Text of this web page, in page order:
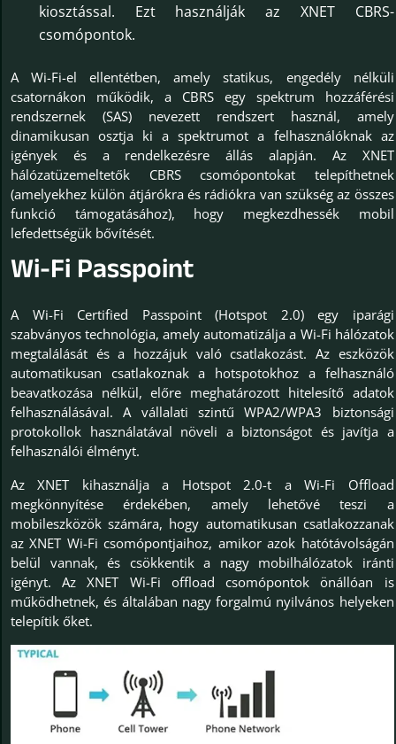
kiosztással. Ezt használják az XNET CBRS-
csomópontok.
A Wi-Fi-el ellentétben, amely statikus, engedély nélküli
csatornákon működik, a CBRS egy spektrum hozzáférési
rendszernek (SAS) nevezett rendszert használ, amely
dinamikusan osztja ki a spektrumot a felhasználóknak az
igények és a rendelkezésre állás alapján. Az XNET
hálózatüzemeltetők CBRS csomópontokat telepíthetnek
(amelyekhez külön átjárókra és rádiókra van szükség az összes
funkció támogatásához), hogy megkezdhessék mobil
lefedettségük bővítését.
Wi-Fi Passpoint
A Wi-Fi Certified Passpoint (Hotspot 2.0) egy iparági
szabványos technológia, amely automatizálja a Wi-Fi hálózatok
megtalálását és a hozzájuk való csatlakozást. Az eszközök
automatikusan csatlakoznak a hotspotokhoz a felhasználó
beavatkozása nélkül, előre meghatározott hitelesítő adatok
felhasználásával. A vállalati szintű WPA2/WPA3 biztonsági
protokollok használatával növeli a biztonságot és javítja a
felhasználói élményt.
Az XNET kihasználja a Hotspot 2.0-t a Wi-Fi Offload
megkönnyítése érdekében, amely lehetővé teszi a
mobileszközök számára, hogy automatikusan csatlakozzanak
az XNET Wi-Fi csomópontjaihoz, amikor azok hatótávolságán
belül vannak, és csökkentik a nagy mobilhálózatok iránti
igényt. Az XNET Wi-Fi offload csomópontok önállóan is
működhetnek, és általában nagy forgalmú nyilvános helyeken
telepítik őket.